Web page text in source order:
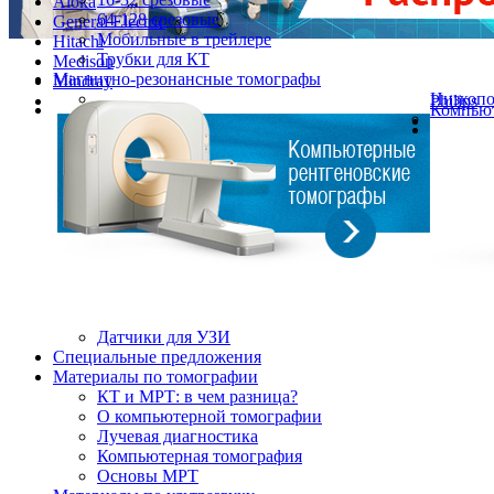
General Electric
Hitachi
Medison
Mindray
Philips
64-128 срезовые
Мобильные в трейлере
Трубки для КТ
Магнитно-резонансные томографы
Датчики для УЗИ
Cпециальные предложения
Материалы по томографии
КТ и МРТ: в чем разница?
О компьютерной томографии
Лучевая диагностика
Компьютерная томография
Основы МРТ